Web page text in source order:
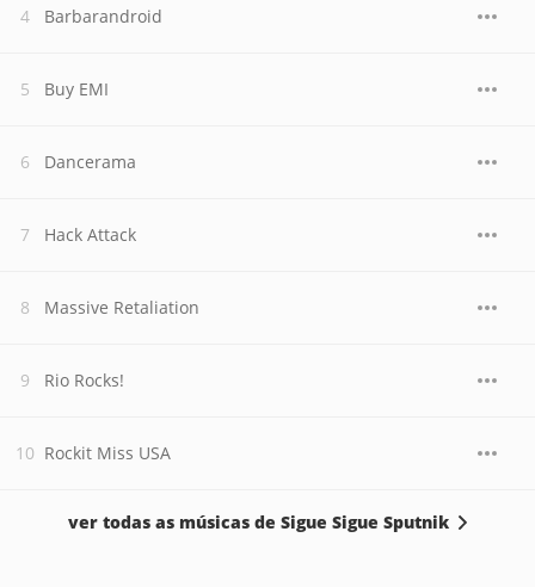
Barbarandroid
Buy EMI
Dancerama
Hack Attack
Massive Retaliation
Rio Rocks!
Rockit Miss USA
ver todas as músicas de Sigue Sigue Sputnik